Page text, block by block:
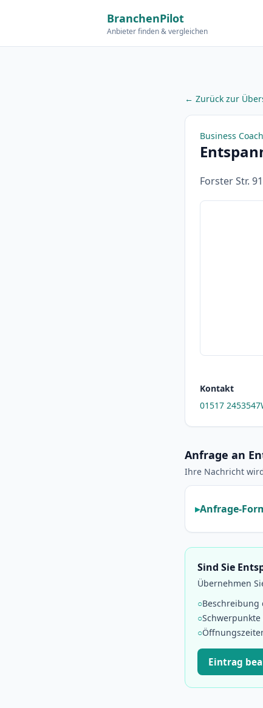
BranchenPilot
Anbieter finden & vergleichen
← Zurück zur
Business
Forster Str.
Kontakt
01517 2453547
Anfrage an
Ihre Nachricht
Anfrage-
Sind Sie
Übernehmen
○Beschreibung
○
○
Eintrag